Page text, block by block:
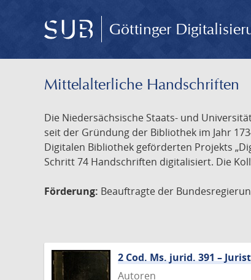
Göttinger
Mittelalterliche Handschriften
Die Niedersächsische Staats- und
seit der Gründung der Bibliothek im Jahr
Digitalen Bibliothek geförderten Projekts
Schritt 74 Handschriften digitalisiert. Die
Förderung: Beauftragte der
2 Cod. Ms. jurid. 391 –
Autoren